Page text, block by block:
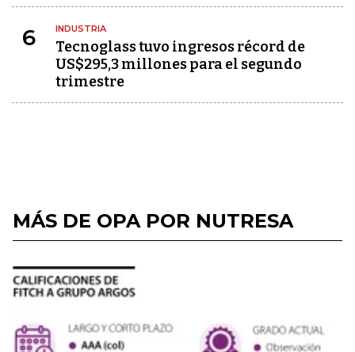
6 INDUSTRIA
Tecnoglass tuvo ingresos récord de
US$295,3 millones para el segundo
trimestre
MÁS DE OPA POR NUTRESA